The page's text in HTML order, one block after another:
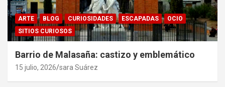
ARTE BLOG CURIOSIDADES ESCAPADAS
OCIO
SITIOS CURIOSOS
Barrio de Malasaña: castizo y emblemático
15 julio, 2026 sara Suárez